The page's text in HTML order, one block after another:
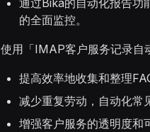
通过Bika的自动化报告功
的全面监控。
使用「IMAP客户服务记录自
提高效率地收集和整理
减少重复劳动，自动化常
增强客户服务的透明度和